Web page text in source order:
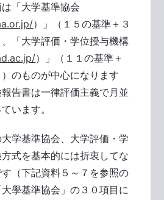
「大学基準協会
）」（１５の基準＋３
「大学評価・学位授与機構
）」（１１の基準＋
のものが中心になります
告書は一律評価主義で月並
います。
学基準協会、大学評価・学
式を基本的には折衷してな
（下記資料５～７を参照の
學基準協会」の３０項目に